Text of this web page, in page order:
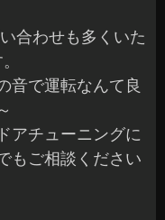
合わせも多くいた
音で運転なんて良
アチューニングに
もご相談ください